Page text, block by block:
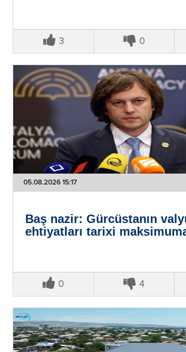
3 0
05.08.2026 15:17
Baş nazir: Gürcüstanın
ehtiyatları tarixi
0 4